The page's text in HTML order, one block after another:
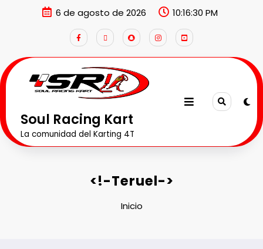
6 de agosto de 2026 10:16:30 PM
Soul Racing Kart
La comunidad del Karting 4T
<!-Teruel->
Inicio